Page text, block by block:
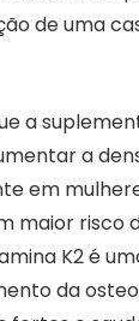
de uma
a
a
em
maior risco
K2 é
da